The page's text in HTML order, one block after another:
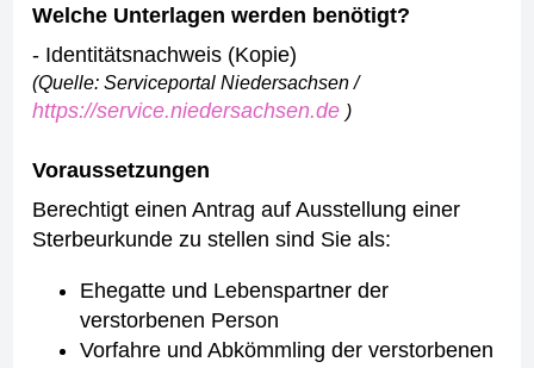
Welche Unterlagen werden benötigt?
- Identitätsnachweis (Kopie)
(Quelle: Serviceportal Niedersachsen /
https://service.niedersachsen.de )
Voraussetzungen
Berechtigt einen Antrag auf Ausstellung einer
Sterbeurkunde zu stellen sind Sie als:
Ehegatte und Lebenspartner der
verstorbenen Person
Vorfahre und Abkömmling der verstorbenen